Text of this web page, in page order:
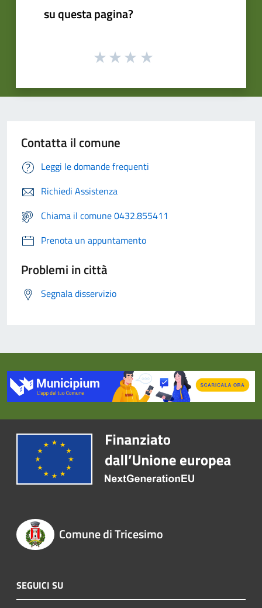
su questa pagina?
Contatta il comune
Leggi le domande frequenti
Richiedi Assistenza
Chiama il comune 0432.855411
Prenota un appuntamento
Problemi in città
Segnala disservizio
Comune di Tricesimo
SEGUICI SU